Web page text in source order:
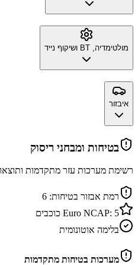
מולטימדיה, BT ושיקוף נייד
איבזור
בטיחות ומבחני ריסוק
רשימת מערכות עזר מתקדמות
רמת אבזור בטיחות: 6
Euro NCAP: 5
כוכבים
בלימה אוטונומית
מערכות בטיחות מתקדמות